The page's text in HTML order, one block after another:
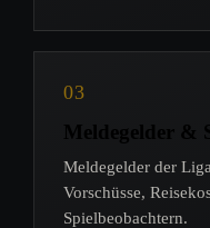
03
Meldegelder &
Meldegelder der
Vorschüsse,
Spielbeobachtern.